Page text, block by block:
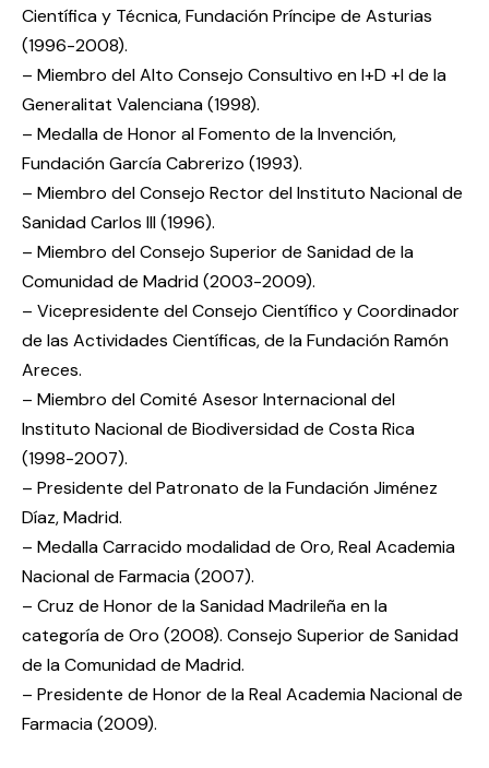
Científica y Técnica, Fundación Príncipe de Asturias
(1996-2008).
– Miembro del Alto Consejo Consultivo en I+D +I de la
Generalitat Valenciana (1998).
– Medalla de Honor al Fomento de la Invención,
Fundación García Cabrerizo (1993).
– Miembro del Consejo Rector del Instituto Nacional de
Sanidad Carlos III (1996).
– Miembro del Consejo Superior de Sanidad de la
Comunidad de Madrid (2003-2009).
– Vicepresidente del Consejo Científico y Coordinador
de las Actividades Científicas, de la Fundación Ramón
Areces.
– Miembro del Comité Asesor Internacional del
Instituto Nacional de Biodiversidad de Costa Rica
(1998-2007).
– Presidente del Patronato de la Fundación Jiménez
Díaz, Madrid.
– Medalla Carracido modalidad de Oro, Real Academia
Nacional de Farmacia (2007).
– Cruz de Honor de la Sanidad Madrileña en la
categoría de Oro (2008). Consejo Superior de Sanidad
de la Comunidad de Madrid.
– Presidente de Honor de la Real Academia Nacional de
Farmacia (2009).